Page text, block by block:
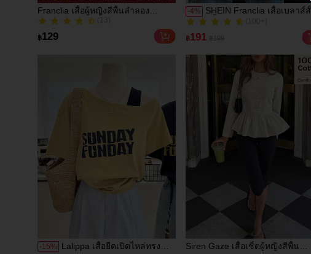
Franclia เสื้อผู้หญิงสีพื้นลำลอง
อเนกประสงค์สำหรับใส่ประจำวัน
(13)
200+ ขายแล้ว
200+ ขายแล้ว
฿129
-4%
SHEIN Franclia เสื้อเบลาส์สั้
สีน้ำเงินลายทางน่ารัก แต่ง
ระบาย เซ็กซี่ เปิดหลัง คอเว้
(100+)
200+ ขายแล้ว
฿191
-15%
Lalippa เสื้อยืดเปิดไหล่ทรง
Siren Gaze เสื้อเชิ้ตผู้หญิงสีพื้น